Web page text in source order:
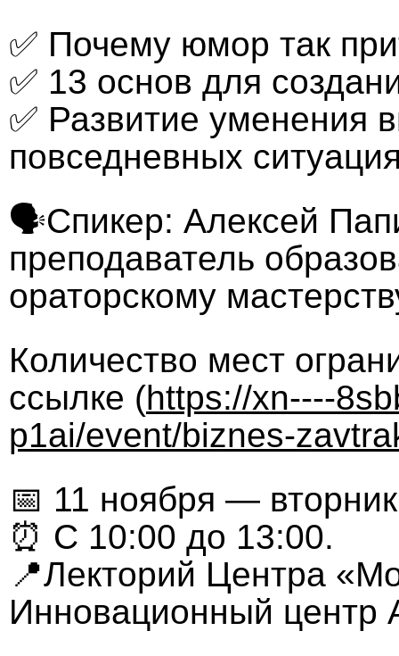
✅ Почему юмор так
✅ 13 основ для
✅ Развитие уменения
повседневных
🗣Спикер: Алексей
преподаватель
ораторскому
Количество мест
ссылке (https://xn----
p1ai/event/biznes-
📅 11 ноября —
⏰ С 10:00 до 13:00.
📍Лекторий Центра
Инновационный центр